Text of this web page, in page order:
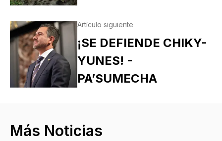
Artículo siguiente
¡SE DEFIENDE CHIKY-
YUNES! -
PA’SUMECHA
Más Noticias